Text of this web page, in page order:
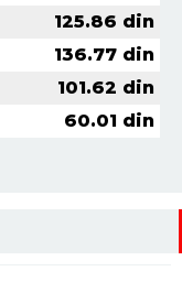
125.86 din
136.77 din
101.62 din
60.01 din